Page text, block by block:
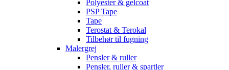
Polyester & gelcoat
PSP Tape
Tape
Terostat & Terokal
Tilbehør til fugning
Malergrej
Pensler & ruller
Pensler, ruller & spartler